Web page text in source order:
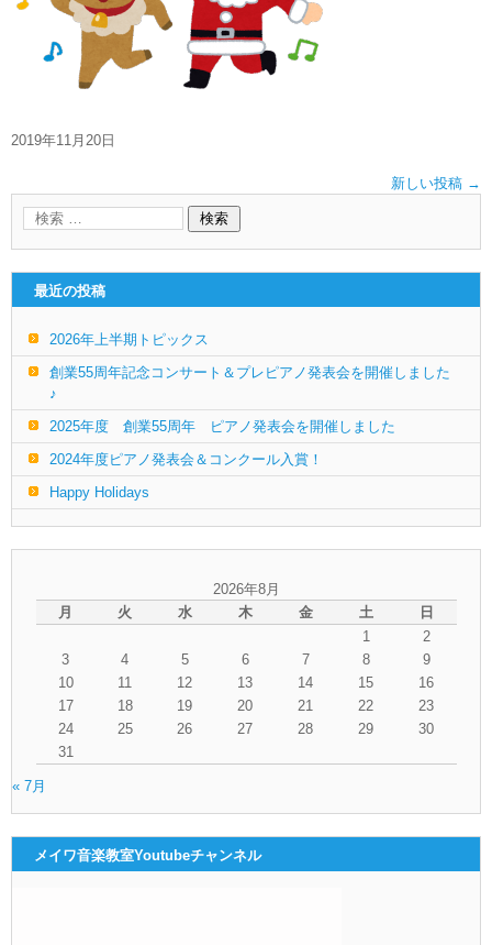
2019年11月20日
新しい投稿 →
最近の投稿
2026年上半期トピックス
創業55周年記念コンサート＆プレピアノ発表会を開催しました
♪
2025年度 創業55周年 ピアノ発表会を開催しました
2024年度ピアノ発表会＆コンクール入賞！
Happy Holidays
2026年8月
月
火 水 木 金 土
日
1
2
3
4 5 6 7 8
9
10
11 12 13 14 15
16
17
18 19 20 21 22
23
24
25 26 27 28 29
30
31
« 7月
メイワ音楽教室Youtubeチャンネル